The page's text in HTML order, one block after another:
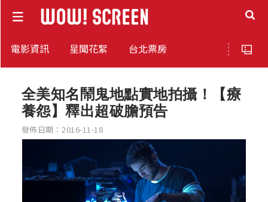
電影資訊 星聞花絮 台北票房
全美知名鬧鬼地點實地拍攝！【療
養怨】釋出超破膽預告
發佈日期：2016-11-18